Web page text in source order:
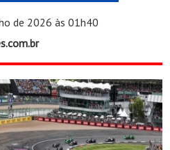
de 2026 às 01h40